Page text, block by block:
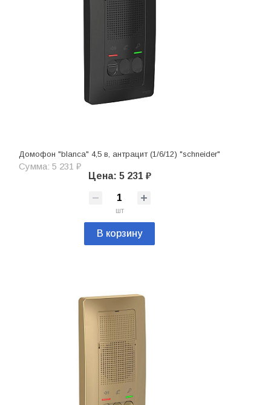
Домофон "blanca" 4,5 в, антрацит (1/6/12) "schneider"
Сумма: 5 231 ₽
Цена: 5 231 ₽
шт
В корзину